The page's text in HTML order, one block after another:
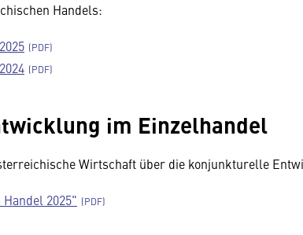
Handels:
im Einzelhandel
Wirtschaft über die konjunkturelle
2025"